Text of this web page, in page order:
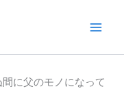
に父のモノになって